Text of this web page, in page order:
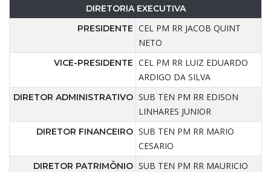
DIRETORIA EXECUTIVA
PRESIDENTE CEL PM RR JACOB QUINT
NETO
VICE-PRESIDENTE CEL PM RR LUIZ EDUARDO
ARDIGO DA SILVA
DIRETOR ADMINISTRATIVO SUB TEN PM RR EDISON
LINHARES JUNIOR
DIRETOR FINANCEIRO SUB TEN PM RR MARIO
CESARIO
DIRETOR PATRIMÔNIO SUB TEN PM RR MAURICIO